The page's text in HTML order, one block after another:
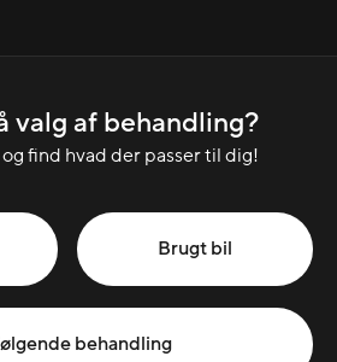
valg af behandling?
find hvad der passer til dig!
Brugt bil
behandling